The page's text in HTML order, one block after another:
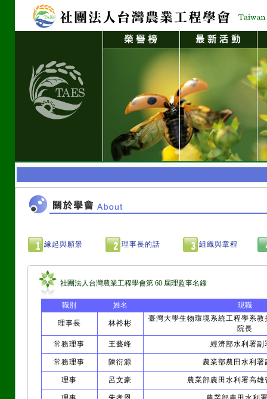
緣起與願景 理事長的話 組織與章程
社團法人台灣農業工程學會第 60 屆理監事名錄
職別 姓名 現職
理事長 林裕彬
臺灣大學生物環境系統工程學系
院長
常務理事
王藝峰 經濟部水利署副
常務理事 陳衍源 農業部農田水利署
理事 呂文豪 農業部農田水利署高雄